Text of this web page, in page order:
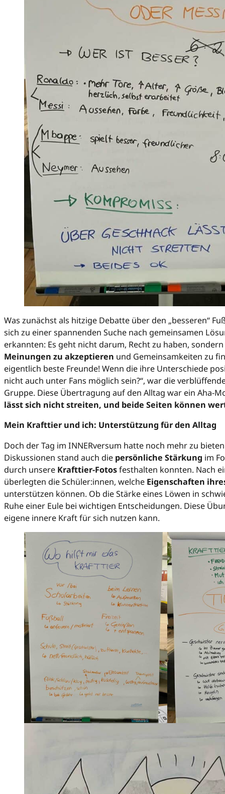
Was zunächst als hitzige Debatte über den „besseren“
sich zu einer spannenden Suche nach gemeinsamen
erkannten: Es geht nicht darum, Recht zu haben,
Meinungen zu akzeptieren und Gemeinsamkeiten zu
eigentlich beste Freunde! Wenn die ihre Unterschiede
nicht auch unter Fans möglich sein?“, war die
Gruppe. Diese Übertragung auf den Alltag war ein Aha-
lässt sich nicht streiten, und beide Seiten können
Mein Krafttier und ich: Unterstützung für den Alltag
Doch der Tag im INNERversum hatte noch mehr zu
Diskussionen stand auch die persönliche Stärkung im
durch unsere Krafttier-Fotosfesthalten konnten. Nach
überlegten die Schüler:innen, welche Eigenschaften
unterstützen können. Ob die Stärke eines Löwen in
Ruhe einer Eule bei wichtigen Entscheidungen. Diese
eigene innere Kraft für sich nutzen kann.